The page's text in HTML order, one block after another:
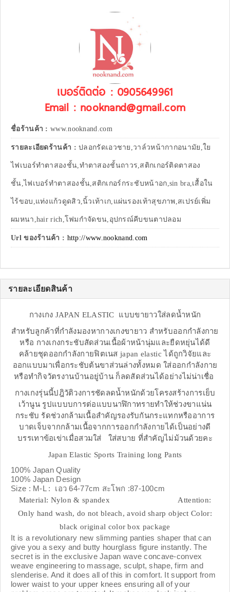
เบอร์ติดต่อ : 0905649961
Email : nooknand@gmail.com
ชื่อร้านค้า : www.nooknand.com
รายละเอียดร้านค้า :ปลอกรัดเอวชาย,วาล์วหน้ากากอนามัย,ใย
ไฟเบอร์ทำตาสองชั้น,ทำตาสองชั้นถาวร,สติกเกอร์ติดตาสอง
ชั้น,ไฟเบอร์ทำตาสองชั้น,สติกเกอร์กระชับหน้าอก,sin bra,เสื้อใน
ไร้ขอบ,แท่งแก้วดูดสิว,นิ้วเท้าเก,แผ่นรองเท้าสุขภาพ,สเปรย์เพิ่ม
ผมหนา,hair rich,โฟมกำจัดขน,อุปกรณ์คีบขนตาปลอม
Url ของร้านค้า : http://www.nooknand.com
รายละเอียดสินค้า
กางเกง JAPAN ELASTIC แบบขายาวใส่ลดน้ำหนัก
สำหรับลูกค้าที่กำลังมองหากางเกงขายาว สำหรับออกกำลังกาย
หรือ กางเกงกระชับสัดส่วนเนื้อผ้าหน้านุ่มและยืดหยุ่นได้ดี
คล้ายชุดออกกำลังกายฟิตเนส japan elastic ได้ถูกวิจัยและ
ออกแบบมาเพื่อกระชับต้นขาส่วนล่างทั้งหมด ใส่ออกกำลังกาย
หรือทำกิจวัตรงานบ้านอยู่บ้าน ก็ลดสัดส่วนได้อย่างไม่น่าเชื่อ
กางเกงรุ่นนี้ปฎิวัติวงการชัดลดน้ำหนักด้วยโครงสร้างการเย็บ
เว้านูน รูปแบบบการต่อแบบนาฬิกาทรายทำให้ช่วงขาแน่น
กระชับ รัดช่วงกล้ามเนื้อสำคัญรองรับกันกระแทกหรืออาการ
บาดเจ็บจากกล้ามเนื้อจากการออกกำลังกายได้เป็นอย่างดี
บรรเทาข้อเข่าเมื่อสวมใส่ ใส่สบาย ที่สำคัญไม่ม้วนด้วยคะ
Japan Elastic Sports Training long Pants
100% Japan Quality
100% Japan Design
Size : M-L : เอว 64-77cm สะโพก :87-100cm
Material: Nylon & spandex Attention:
Only hand wash, do not bleach, avoid sharp object Color:
black original color box package
It is a revolutionary new slimming panties shaper that can
give you a sexy and butty hourglass figure instantly. The
secret is in the exclusive Japan wave concave-convex
weave engineering to massage, sculpt, shape, firm and
slenderise. And it does all of this in comfort. It support from
lower waist to your upper knees ensuring all of your